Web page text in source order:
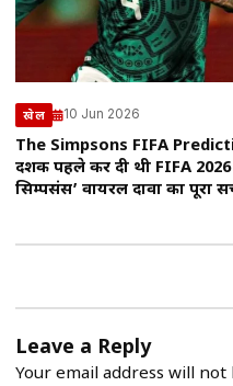
खेल 10 Jun 2026
The Simpsons FIFA
दशक पहले कर दी थी FIFA 2026
सिम्पसंस’ वायरल दावों का पूरा
Leave a Reply
Your email address will not